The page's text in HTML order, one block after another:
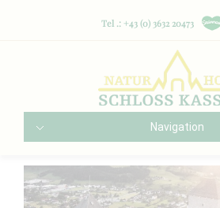
Tel .: +43 (0) 3632 20473
Navigation